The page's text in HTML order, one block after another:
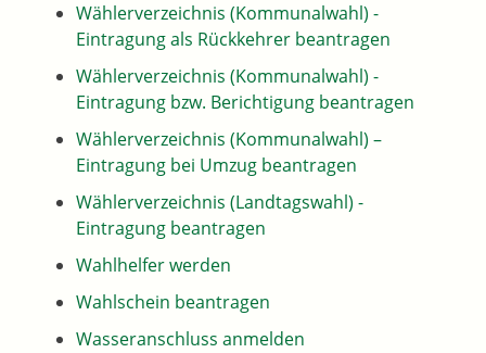
Wählerverzeichnis (Kommunalwahl) -
Eintragung als Rückkehrer beantragen
Wählerverzeichnis (Kommunalwahl) -
Eintragung bzw. Berichtigung beantragen
Wählerverzeichnis (Kommunalwahl) –
Eintragung bei Umzug beantragen
Wählerverzeichnis (Landtagswahl) -
Eintragung beantragen
Wahlhelfer werden
Wahlschein beantragen
Wasseranschluss anmelden